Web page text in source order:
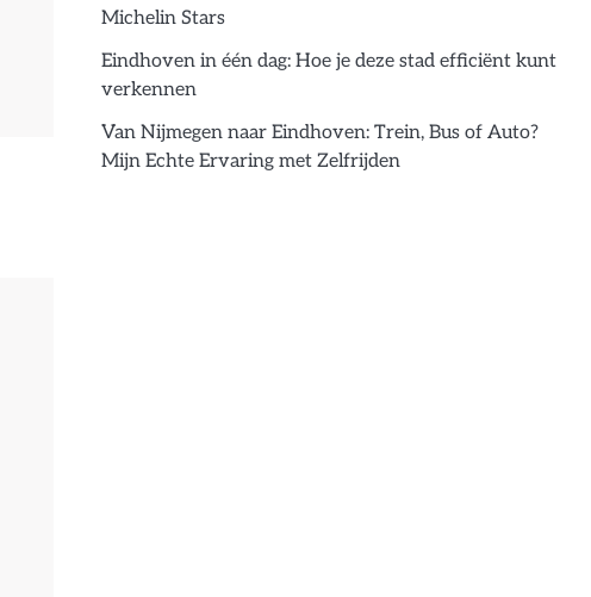
Michelin Stars
Eindhoven in één dag: Hoe je deze stad efficiënt kunt
verkennen
Van Nijmegen naar Eindhoven: Trein, Bus of Auto?
Mijn Echte Ervaring met Zelfrijden